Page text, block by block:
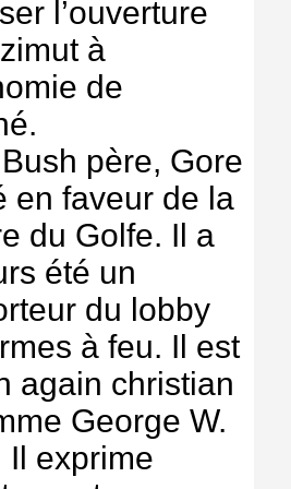
l’ouverture
à
de
père, Gore
en faveur de la
du Golfe. Il a
été un
du lobby
à feu. Il est
again christian
George W.
Il exprime